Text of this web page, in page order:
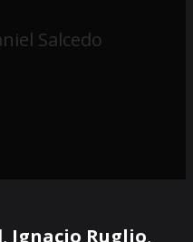
Salcedo
Ignacio Ruglio,